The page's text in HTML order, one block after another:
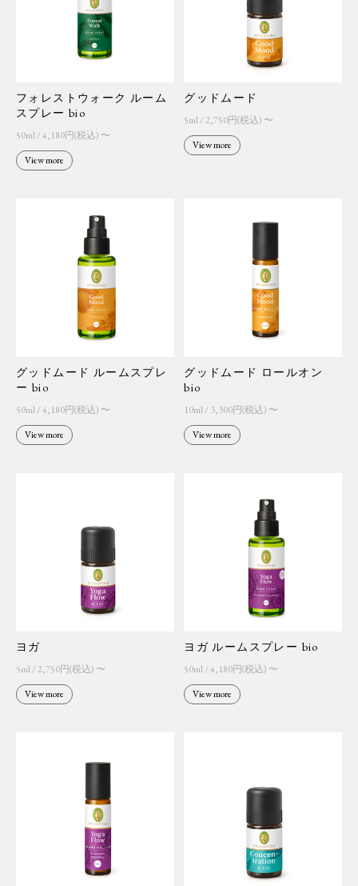
フォレストウォーク ルーム
スプレー bio
50ml / 4,180円(税込) 〜
View more
グッドムード
5ml / 2,750円(税込) 〜
View more
グッドムード ルームスプレ
ー bio
50ml / 4,180円(税込) 〜
View more
グッドムード ロールオン
bio
10ml / 3,300円(税込) 〜
View more
ヨガ
5ml / 2,750円(税込) 〜
View more
ヨガ ルームスプレー bio
50ml / 4,180円(税込) 〜
View more